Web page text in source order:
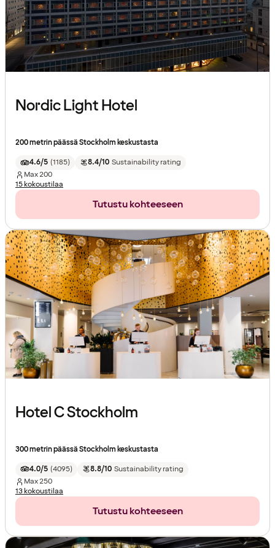
Nordic Light Hotel
200 metrin päässä Stockholm keskustasta
4.6/5 (1185) 8.4/10 Sustainability rating
Max200
15 kokoustilaa
Tutustu kohteeseen
Hotel C Stockholm
300 metrin päässä Stockholm keskustasta
4.0/5 (4095) 8.8/10 Sustainability rating
Max250
13 kokoustilaa
Tutustu kohteeseen